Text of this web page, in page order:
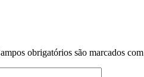
obrigatórios são marcados com